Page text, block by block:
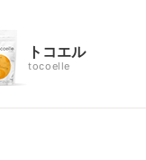
トコエル
tocoelle